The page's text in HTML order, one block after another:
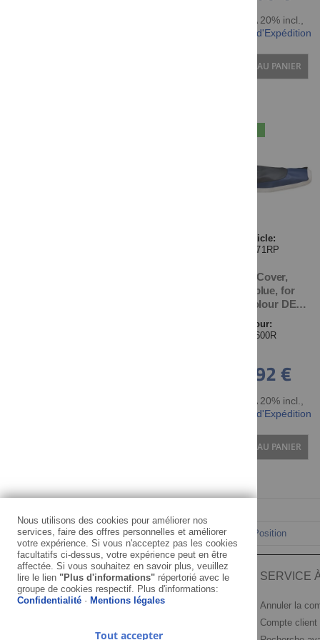
TTC TVA 20% incl.
hors Frais d'Expédition
AJOUTER AU PANIER
Article:
27571RP
Seat Cover,
black/blue, for
vehicle colour DEEP
SOLID
Pour:
TT600R
49,92 €
TTC TVA 20% incl.
hors Frais d'Expédition
AJOUTER AU PANIER
Trier par
INFORMATION
Mentions légales
SERVICE
Annuler la
Compte client
Nous utilisons des cookies pour améliorer nos
services, faire des offres personnelles et améliorer
votre expérience. Si vous n'acceptez pas les cookies
facultatifs ci-dessus, votre expérience peut en être
affectée. Si vous souhaitez en savoir plus, veuillez
lire le lien "Plus d'informations" répertorié avec le
groupe de cookies respectif. Plus d'informations:
Confidentialité · Mentions légales
Tout accepter